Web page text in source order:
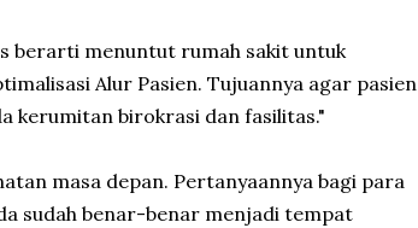
berarti menuntut rumah sakit untuk
Alur Pasien. Tujuannya agar pasien
kerumitan birokrasi dan fasilitas."
masa depan. Pertanyaannya bagi para
sudah benar-benar menjadi tempat